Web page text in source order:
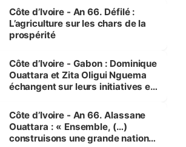
Côte d’Ivoire - An 66. Défilé :
L’agriculture sur les chars de la
prospérité
Côte d’Ivoire - Gabon : Dominique
Ouattara et Zita Oligui Nguema
échangent sur leurs initiatives en
enfants
Côte d’Ivoire - An 66. Alassane
Ouattara : « Ensemble, (…)
construisons une grande nation